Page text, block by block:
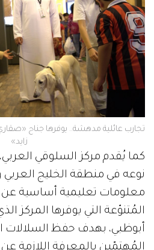
تجارب عائلية مدهشة.. يوفرها جناح
زايد»
كما يُقدم مركز السلوقي
نوعه في منطقة الخليج
معلومات تعليمية أساسية عن
أبوظبي، بهدف حفظ السلالات